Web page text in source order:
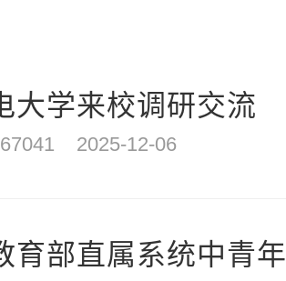
大学来校调研交流
2025-12-06
育部直属系统中青